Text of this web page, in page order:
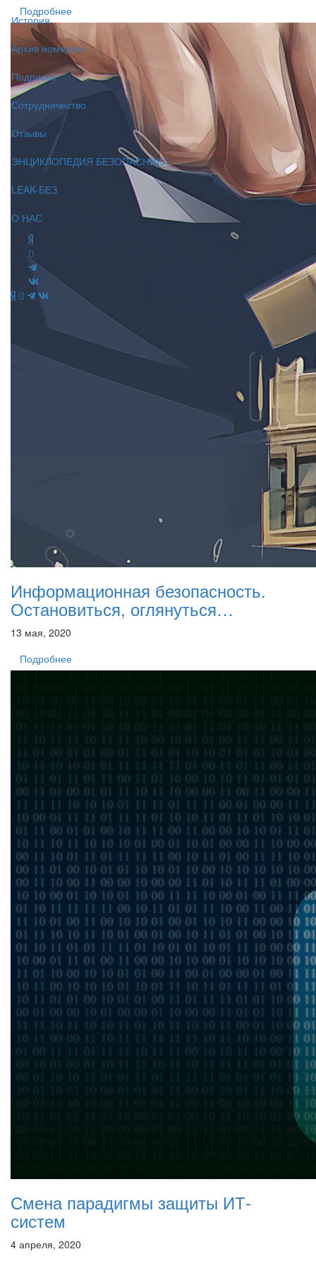
История
Архив номеров
Подписка
Сотрудничество
Отзывы
ЭНЦИКЛОПЕДИЯ БЕЗОПАСНИКА
LEAK-БЕЗ
О НАС
Подробнее
Информационная безопасность.
Остановиться, оглянуться…
13 мая, 2020
Подробнее
Смена парадигмы защиты ИТ-
систем
4 апреля, 2020